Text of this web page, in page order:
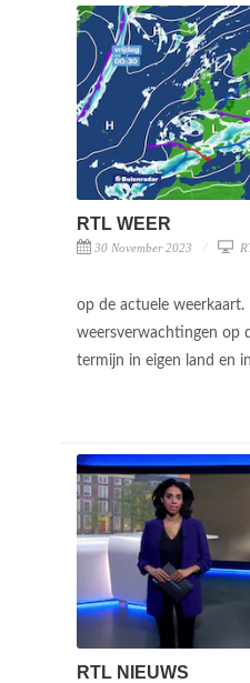
RTL WEER
30 November 2023
op de actuele weerkaart.
weersverwachtingen op
termijn in eigen land en
RTL NIEUWS